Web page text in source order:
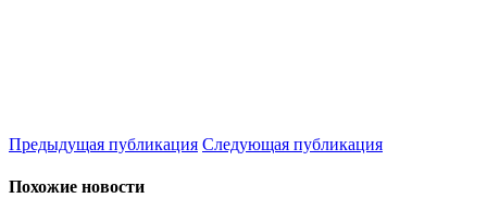
Предыдущая публикация Следующая публикация
Похожие новости